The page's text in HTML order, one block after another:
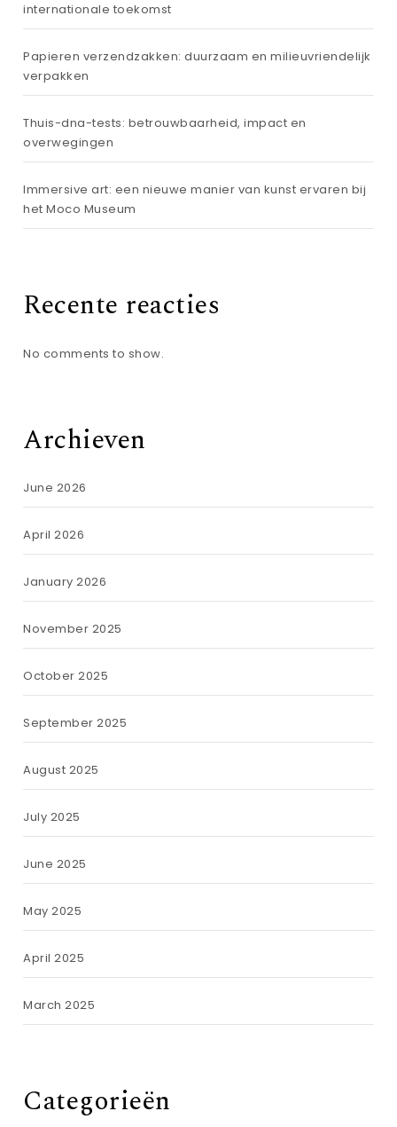
internationale toekomst
Papieren verzendzakken: duurzaam en milieuvriendelijk
verpakken
Thuis-dna-tests: betrouwbaarheid, impact en
overwegingen
Immersive art: een nieuwe manier van kunst ervaren bij
het Moco Museum
Recente reacties
No comments to show.
Archieven
June 2026
April 2026
January 2026
November 2025
October 2025
September 2025
August 2025
July 2025
June 2025
May 2025
April 2025
March 2025
Categorieën